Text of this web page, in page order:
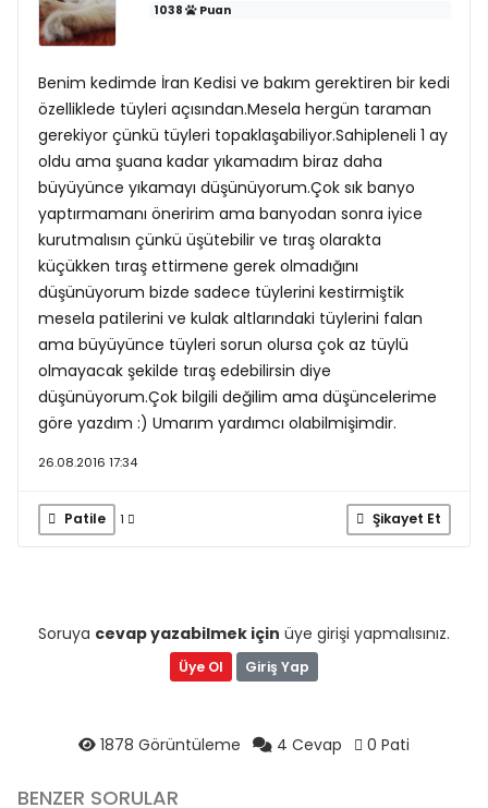
1038 Puan
Benim kedimde İran Kedisi ve bakım gerektiren bir kedi
özelliklede tüyleri açısından.Mesela hergün taraman
gerekiyor çünkü tüyleri topaklaşabiliyor.Sahipleneli 1 ay
oldu ama şuana kadar yıkamadım biraz daha
büyüyünce yıkamayı düşünüyorum.Çok sık banyo
yaptırmamanı öneririm ama banyodan sonra iyice
kurutmalısın çünkü üşütebilir ve tıraş olarakta
küçükken tıraş ettirmene gerek olmadığını
düşünüyorum bizde sadece tüylerini kestirmiştik
mesela patilerini ve kulak altlarındaki tüylerini falan
ama büyüyünce tüyleri sorun olursa çok az tüylü
olmayacak şekilde tıraş edebilirsin diye
düşünüyorum.Çok bilgili değilim ama düşüncelerime
göre yazdım :) Umarım yardımcı olabilmişimdir.
26.08.2016 17:34
Patile 1 Şikayet Et
Soruya cevap yazabilmek için üye girişi yapmalısınız.
Üye Ol Giriş Yap
1878 Görüntüleme 4 Cevap 0 Pati
BENZER SORULAR